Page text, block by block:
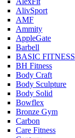
AlivSport
AMF
Ammity
AppleGate
Barbell
BASIC FITNESS
BH Fitness
Body Craft
Body Sculpture
Body Solid
Bowflex
Bronze Gym
Carbon
Care Fitness